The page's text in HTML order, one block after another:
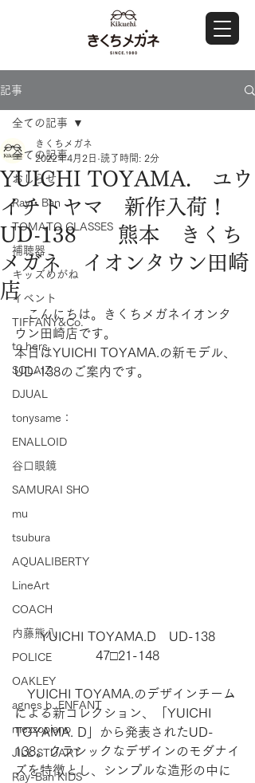
記事
全ての記事
おしらせ
Ray・Ban
TOMATO GLASSES
補聴器
キッズめがね
イベント
TIFFANY&Co.
to hers
SOLAIZ
DJUAL
tonysame：
ENALLOID
谷口眼鏡
SAMURAI SHO
mu
tsubura
AQUALIBERTY
LineArt
COACH
内藤熊八
POLICE
OAKLEY
agnes b. ENFANT
mezzopiano
JILL STUART
Ray-Ban KIDS
全ての記事
YUICHI TOYAMA. ユウ
イチトヤマ 新作入荷！
UD-138 熊本 きくち
メガネ イオンタウン田崎
店
きくちメガネ
2022年4月2日 読了時間: 2分
こんにちは。きくちメガネイオンタ
ウン田崎店です。
本日はYUICHI TOYAMA.の新モデル、
UD-138のご案内です。
YUICHI TOYAMA.D　UD-138
47□21-148
YUICHI TOYAMA.のデザインチーム
による新コレクション、「YUICHI
TOYAMA. D」から発表されたUD-
138。クラシックなデザインのモダナイ
ズを特徴とし、シンプルな造形の中に